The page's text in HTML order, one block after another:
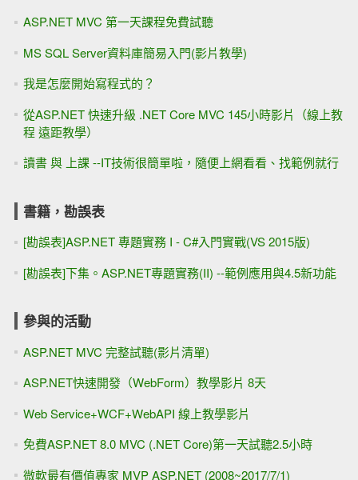
ASP.NET MVC 第一天課程免費試聽
MS SQL Server資料庫簡易入門(影片教學)
我是怎麼開始寫程式的？
從ASP.NET 快速升級 .NET Core MVC 145小時影片（線上教
程 遠距教學）
讀書 與 上課 --IT技術很簡單啦，隨便上網看看、找範例就行
書籍，勘誤表
[勘誤表]ASP.NET 專題實務 I - C#入門實戰(VS 2015版)
[勘誤表]下集。ASP.NET專題實務(II) --範例應用與4.5新功能
參與的活動
ASP.NET MVC 完整試聽(影片清單)
ASP.NET快速開發（WebForm）教學影片 8天
Web Service+WCF+WebAPI 線上教學影片
免費ASP.NET 8.0 MVC (.NET Core)第一天試聽2.5小時
微軟最有價值專家 MVP ASP.NET (2008~2017/7/1)